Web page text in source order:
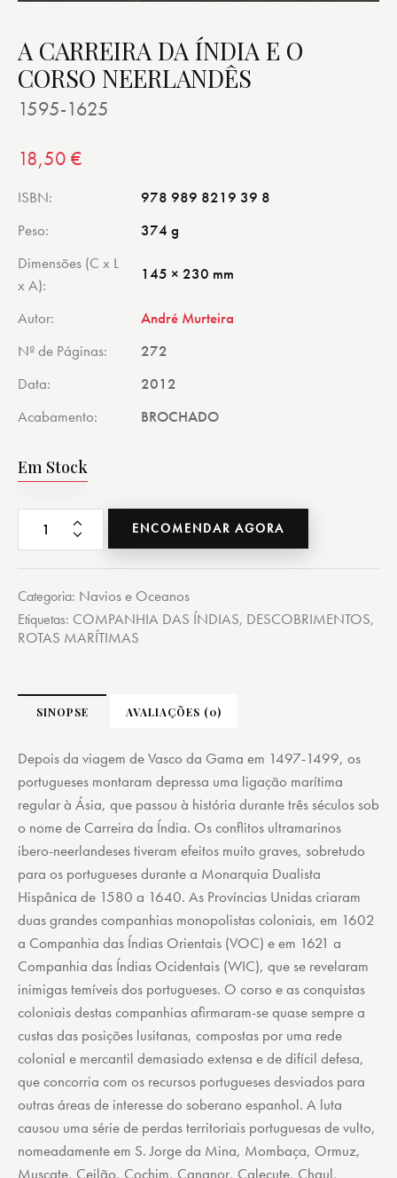
A CARREIRA DA ÍNDIA E O
CORSO NEERLANDÊS
1595-1625
18,50 €
ISBN
978 989 8219 39 8
Peso
374 g
Dimensões (C x L
x A)
145 × 230 mm
Autor
André Murteira
Nº de Páginas
272
Data
2012
Acabamento
BROCHADO
Em Stock
ENCOMENDAR AGORA
Categoria: Navios e Oceanos
Etiquetas: COMPANHIA DAS ÍNDIAS, DESCOBRIMENTOS,
ROTAS MARÍTIMAS
SINOPSE AVALIAÇÕES (0)
Depois da viagem de Vasco da Gama em 1497-1499, os
portugueses montaram depressa uma ligação marítima
regular à Ásia, que passou à história durante três séculos sob
o nome de Carreira da Índia. Os conflitos ultramarinos
ibero-neerlandeses tiveram efeitos muito graves, sobretudo
para os portugueses durante a Monarquia Dualista
Hispânica de 1580 a 1640. As Províncias Unidas criaram
duas grandes companhias monopolistas coloniais, em 1602
a Companhia das Índias Orientais (VOC) e em 1621 a
Companhia das Índias Ocidentais (WIC), que se revelaram
inimigas temíveis dos portugueses. O corso e as conquistas
coloniais destas companhias afirmaram-se quase sempre a
custas das posições lusitanas, compostas por uma rede
colonial e mercantil demasiado extensa e de difícil defesa,
que concorria com os recursos portugueses desviados para
outras áreas de interesse do soberano espanhol. A luta
causou uma série de perdas territoriais portuguesas de vulto,
nomeadamente em S. Jorge da Mina, Mombaça, Ormuz,
Muscate, Ceilão, Cochim, Cananor, Calecute, Chaul,